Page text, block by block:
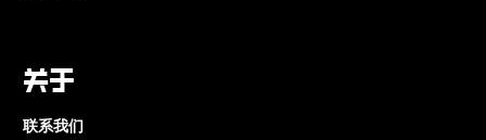
关于
联系我们